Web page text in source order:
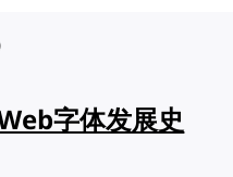
字体发展史